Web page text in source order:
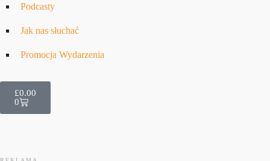
Podcasty
Jak nas słuchać
Promocja Wydarzenia
£0.00
0